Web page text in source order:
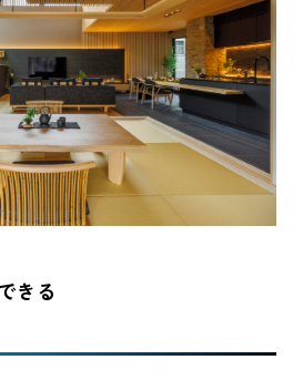
きる